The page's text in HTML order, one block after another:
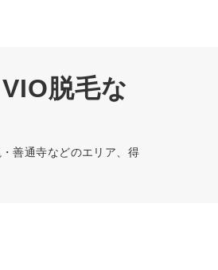
脱毛な
善通寺などのエリア、得